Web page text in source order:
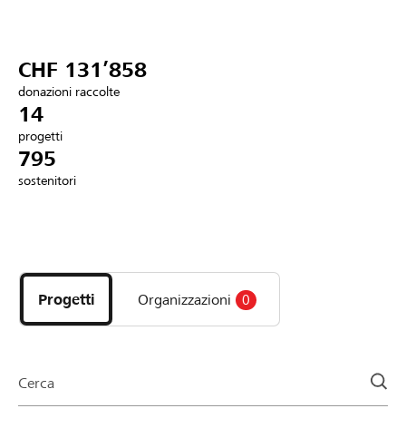
Collegarsi
Registrazione
CHF 131’858
donazioni raccolte
14
progetti
795
sostenitori
i
progetti
e
della
Progetti Organizzazioni 0
Cerca